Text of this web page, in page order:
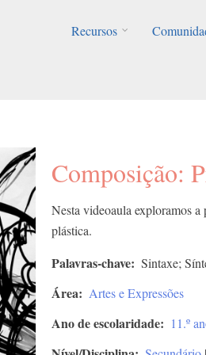
Recursos
Composição:
Nesta videoaula exploramos
plástica.
Palavras-chave Sintaxe;
Área Artes e Expressões
Ano de escolaridade 11.º